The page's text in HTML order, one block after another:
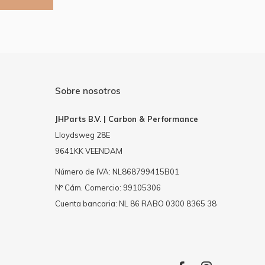
Sobre nosotros
JHParts B.V. | Carbon & Performance
Lloydsweg 28E
9641KK VEENDAM
Número de IVA: NL868799415B01
Nº Cám. Comercio: 99105306
Cuenta bancaria: NL 86 RABO 0300 8365 38